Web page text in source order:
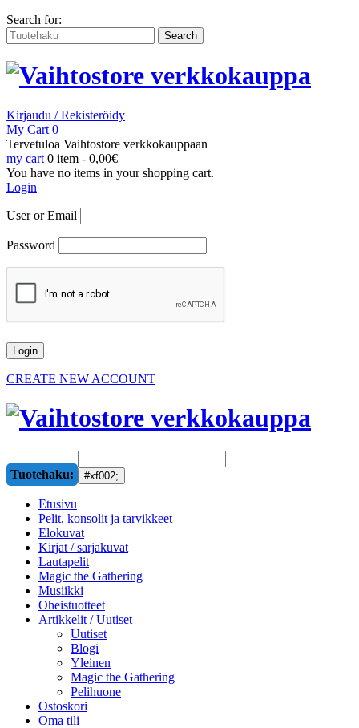
Search for:
Kirjaudu / Rekisteröidy
My Cart 0
Tervetuloa Vaihtostore verkkokauppaan
my cart 0 item - 0,00€
You have no items in your shopping cart.
Login
User or Email
Password
CREATE NEW ACCOUNT
Tuotehaku:
Etusivu
Pelit, konsolit ja tarvikkeet
Elokuvat
Kirjat / sarjakuvat
Lautapelit
Magic the Gathering
Musiikki
Oheistuotteet
Artikkelit / Uutiset
Uutiset
Blogi
Yleinen
Magic the Gathering
Pelihuone
Ostoskori
Oma tili